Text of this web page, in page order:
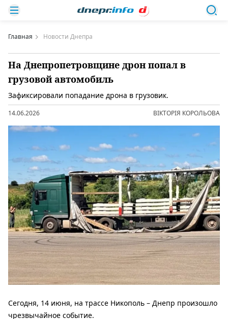
Главная Новости Днепра
На Днепропетровщине дрон попал в
грузовой автомобиль
Зафиксировали попадание дрона в грузовик.
14.06.2026 ВІКТОРІЯ КОРОЛЬОВА
Сегодня, 14 июня, на трассе Никополь – Днепр произошло
чрезвычайное событие.